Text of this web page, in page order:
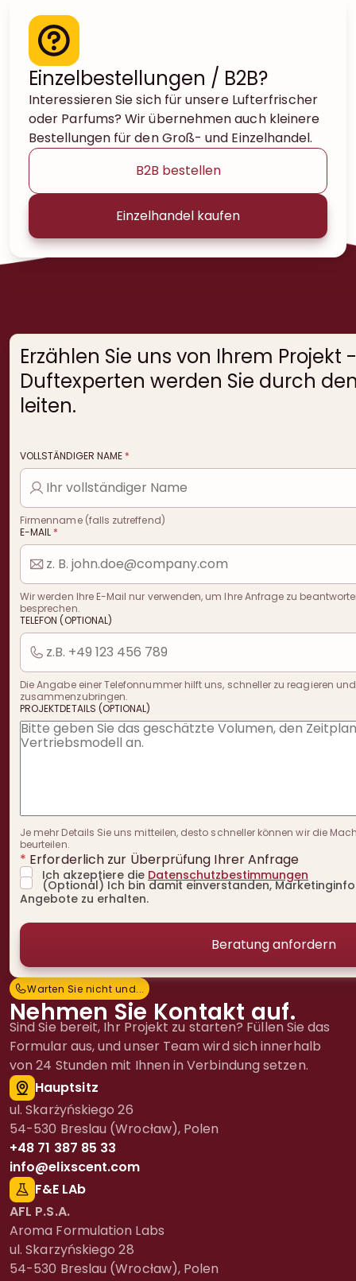
Einzelbestellungen / B2B?
Interessieren Sie sich für unsere Lufterfrischer
oder Parfums? Wir übernehmen auch kleinere
Bestellungen für den Groß- und Einzelhandel.
B2B bestellen
Einzelhandel kaufen
Warten Sie nicht und...
Warten Sie nicht und...
Nehmen Sie Kontakt auf.
Sind Sie bereit, Ihr Projekt zu starten? Füllen Sie das
Formular aus, und unser Team wird sich innerhalb
von 24 Stunden mit Ihnen in Verbindung setzen.
Hauptsitz
ul. Skarżyńskiego 26
54-530 Breslau (Wrocław), Polen
+48 71 387 85 33
info@elixscent.com
F&E LAb
AFL P.S.A.
Aroma Formulation Labs
ul. Skarzyńskiego 28
54-530 Breslau (Wrocław), Polen
Erzählen Sie uns von Ihrem Projekt
Duftexperten werden Sie durch
leiten.
VOLLSTÄNDIGER NAME *
Firmenname (falls zutreffend)
E-MAIL *
Wir werden Ihre E-Mail nur verwenden, um Ihre Anfrage zu
besprechen.
TELEFON (OPTIONAL)
Die Angabe einer Telefonnummer hilft uns, schneller zu reagieren
zusammenzubringen.
PROJEKTDETAILS (OPTIONAL)
Je mehr Details Sie uns mitteilen, desto schneller können wir die
beurteilen.
* Erforderlich zur Überprüfung Ihrer Anfrage
Ich akzeptiere die Datenschutzbestimmungen
(Optional) Ich bin damit einverstanden,
Angebote zu erhalten.